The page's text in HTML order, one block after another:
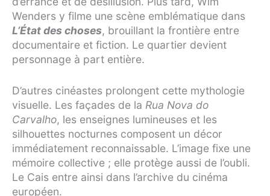
Wenders y filme une scène emblématique dans
L’État des choses, brouillant la frontière entre
documentaire et fiction. Le quartier devient
personnage à part entière.
D’autres cinéastes prolongent cette mythologie
visuelle. Les façades de la Rua Nova do
Carvalho, les enseignes lumineuses et les
silhouettes nocturnes composent un décor
immédiatement reconnaissable. L’image fixe une
mémoire collective ; elle protège aussi de l’oubli.
Le Cais entre ainsi dans l’archive du cinéma
européen.